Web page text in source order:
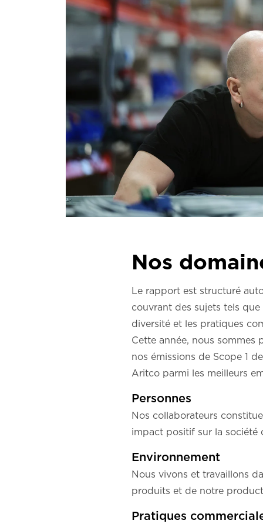
Nos
Le rapport est structuré
couvrant des sujets tels
diversité et les pratiques
Cette année, nous sommes
nos émissions de Scope 1
Aritco parmi les meilleurs
Personnes
Nos collaborateurs
impact positif sur la société
Environnement
Nous vivons et travaillons
produits et de notre
Pratiques